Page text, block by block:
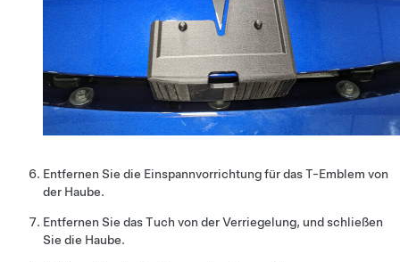
Entfernen Sie die Einspannvorrichtung für das T-Emblem von
der Haube.
Entfernen Sie das Tuch von der Verriegelung, und schließen
Sie die Haube.